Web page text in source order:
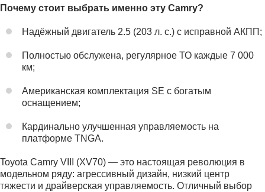
Почему стоит выбрать именно эту Camry?
Надёжный двигатель 2.5 (203 л. с.) с исправной АКПП;
Полностью обслужена, регулярное ТО каждые 7 000
км;
Американская комплектация SE с богатым
оснащением;
Кардинально улучшенная управляемость на
платформе TNGA.
Toyota Camry VIII (XV70) — это настоящая революция в
модельном ряду: агрессивный дизайн, низкий центр
тяжести и драйверская управляемость. Отличный выбор